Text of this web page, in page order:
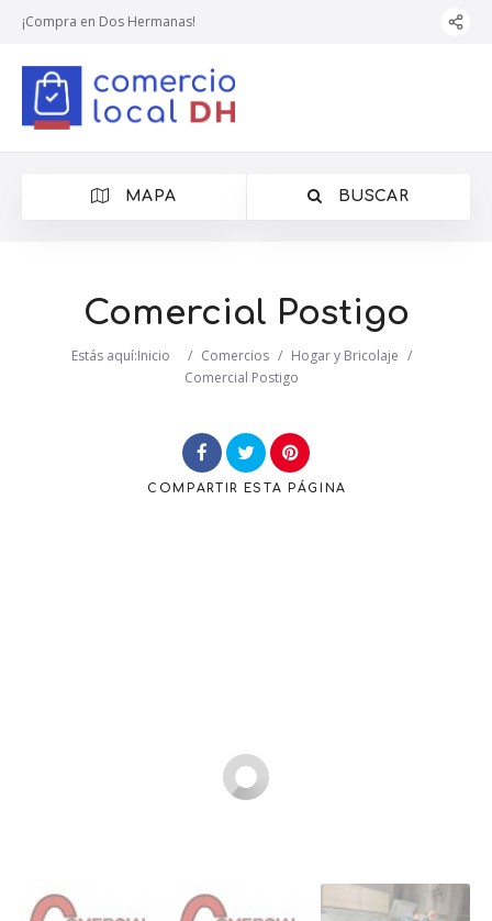
¡Compra en Dos Hermanas!
MAPA BUSCAR
Comercial Postigo
Estás aquí:Inicio / Comercios / Hogar y Bricolaje /
Comercial Postigo
COMPARTIR ESTA PÁGINA